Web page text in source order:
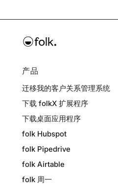
产品
迁移我的客户关系管理系统
下载 folkX 扩展程序
下载桌面应用程序
folk Hubspot
folk Pipedrive
folk Airtable
folk 周一